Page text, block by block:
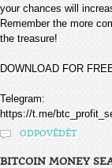
your chances will
Remember the more
the treasure!
DOWNLOAD FOR
Telegram:
https://t.me/
ODPOVĚDĚT
BITCOIN MONEY